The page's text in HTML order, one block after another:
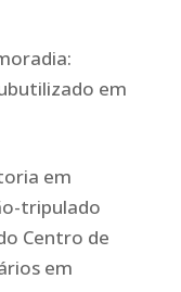
em
em
tripulado
Centro de
em